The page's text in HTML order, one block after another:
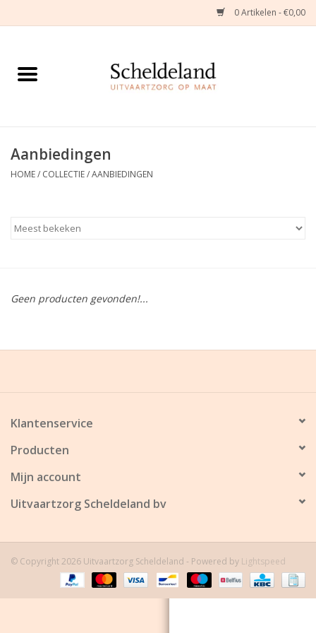
0 Artikelen - €0,00
Home
Herinneringsjuwelen
Troostartikelen
Kleine asdragers
Aanbiedingen
HOME/ COLLECTIE/AANBIEDINGEN
Geen producten gevonden!...
Klantenservice
Producten
Mijn account
Uitvaartzorg Scheldeland bv
© Copyright 2026 Uitvaartzorg Scheldeland - Powered by Lightspeed